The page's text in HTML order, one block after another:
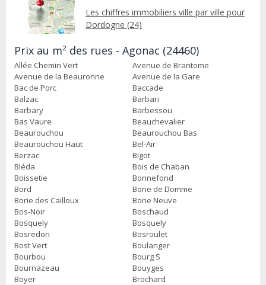
Les chiffres immobiliers ville par ville pour
Dordogne (24)
Prix au m² des rues - Agonac (24460)
Allée Chemin Vert
Avenue de Brantome
Avenue de la Beauronne
Avenue de la Gare
Bac de Porc
Baccade
Balzac
Barbari
Barbary
Barbessou
Bas Vaure
Beauchevalier
Beaurouchou
Beaurouchou Bas
Beaurouchou Haut
Bel-Air
Berzac
Bigot
Bléda
Bois de Chaban
Boissetie
Bonnefond
Bord
Borie de Domme
Borie des Cailloux
Borie Neuve
Bos-Noir
Boschaud
Bosquely
Bosquely
Bosredon
Bosroulet
Bost Vert
Boulanger
Bourbou
Bourg S
Bournazeau
Bouyges
Boyer
Brochard